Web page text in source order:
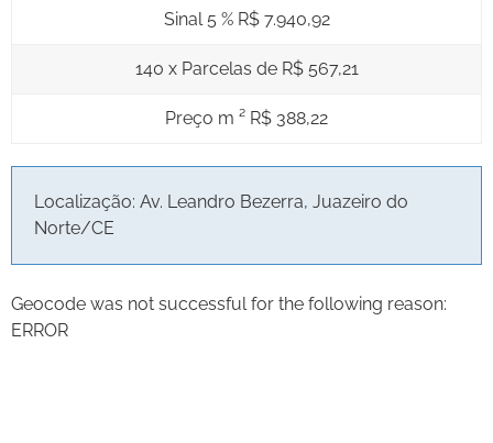
Sinal 5 % R$ 7.940,92
140 x Parcelas de R$ 567,21
Preço m ² R$ 388,22
Localização: Av. Leandro Bezerra, Juazeiro do
Norte/CE
Geocode was not successful for the following reason:
ERROR